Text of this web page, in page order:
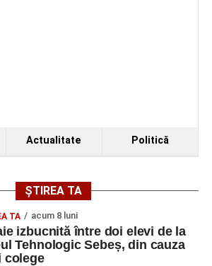
Actualitate Politică
ȘTIREA TA
TA acum 8 luni
izbucnită între doi elevi de la
Tehnologic Sebeș, din cauza
colege